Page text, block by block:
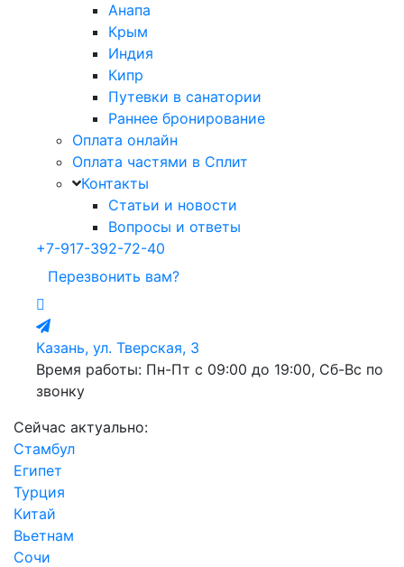
Анапа
Крым
Индия
Кипр
Путевки в санатории
Раннее бронирование
Оплата онлайн
Оплата частями в Сплит
Контакты
Статьи и новости
Вопросы и ответы
+7-917-392-72-40
Перезвонить вам?
Казань, ул. Тверская, 3
Время работы: Пн-Пт с 09:00 до 19:00, Сб-Вс по
звонку
Сейчас актуально:
Стамбул
Египет
Турция
Китай
Вьетнам
Сочи